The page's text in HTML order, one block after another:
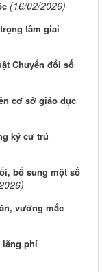
(16/02/2026)
tâm giai
Chuyển đổi số
cơ sở giáo dục
ký cư trú
bổ sung một số
vướng mắc
lãng phí